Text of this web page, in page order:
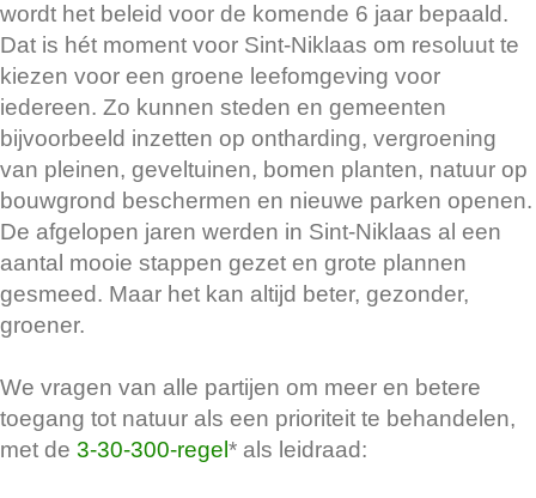
wordt het beleid voor de komende 6 jaar bepaald.
Dat is hét moment voor Sint-Niklaas om resoluut te
kiezen voor een groene leefomgeving voor
iedereen. Zo kunnen steden en gemeenten
bijvoorbeeld inzetten op ontharding, vergroening
van pleinen, geveltuinen, bomen planten, natuur op
bouwgrond beschermen en nieuwe parken openen.
De afgelopen jaren werden in Sint-Niklaas al een
aantal mooie stappen gezet en grote plannen
gesmeed. Maar het kan altijd beter, gezonder,
groener.
We vragen van alle partijen om meer en betere
toegang tot natuur als een prioriteit te behandelen,
met de 3-30-300-regel * als leidraad: